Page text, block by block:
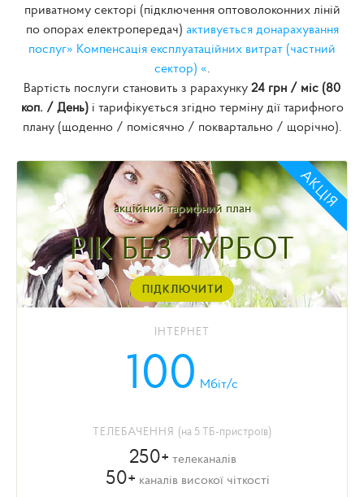
приватному секторі (підключення оптоволоконних ліній
по опорах електропередач) активується донарахування
послуг» Компенсація експлуатаційних витрат (частний
сектор) «.
Вартість послуги становить з рарахунку 24 грн / міс (80
коп. / День)і тарифікується згідно терміну дії тарифного
плану (щоденно / помісячно / поквартально / щорічно).
АКЦІЯ
акційний тарифний план
РІК БЕЗ ТУРБОТ
ПІДКЛЮЧИТИ
ІНТЕРНЕТ
100 Мбіт/с
ТЕЛЕБАЧЕННЯ (на 5 ТБ-пристроїв)
250+ телеканалів
50+ каналів високої чіткості